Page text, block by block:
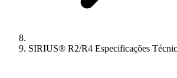
SIRIUS® R2/R4 Especificações